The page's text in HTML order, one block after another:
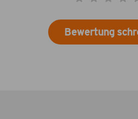
Bewertung